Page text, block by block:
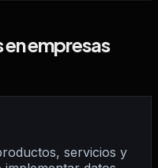
empresas
servicios y